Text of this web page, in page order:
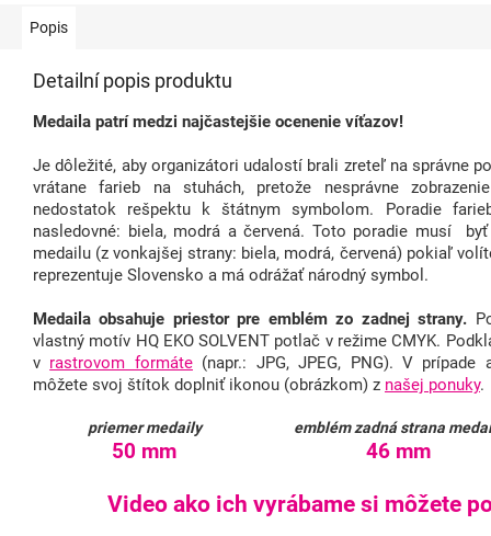
Popis
Detailní popis produktu
Medaila patrí medzi najčastejšie ocenenie víťazov!
Je dôležité, aby organizátori udalostí brali zreteľ na správne
vrátane farieb na stuhách, pretože nesprávne
nedostatok rešpektu k štátnym symbolom. Poradie
nasledovné: biela, modrá a červená. Toto poradie musí
medailu (z vonkajšej strany: biela, modrá, červená) pokiaľ
reprezentuje Slovensko a má odrážať národný symbol.
Medaila obsahuje priestor pre emblém zo zadnej strany.
vlastný motív HQ EKO SOLVENT potlač v režime CMYK.
v rastrovom formáte(napr.: JPG, JPEG, PNG). V prípade
môžete svoj štítok doplniť ikonou (obrázkom) z našej ponuky.
priemer medaily emblém zadná strana
50 mm 46 mm
Video ako ich vyrábame si môžete